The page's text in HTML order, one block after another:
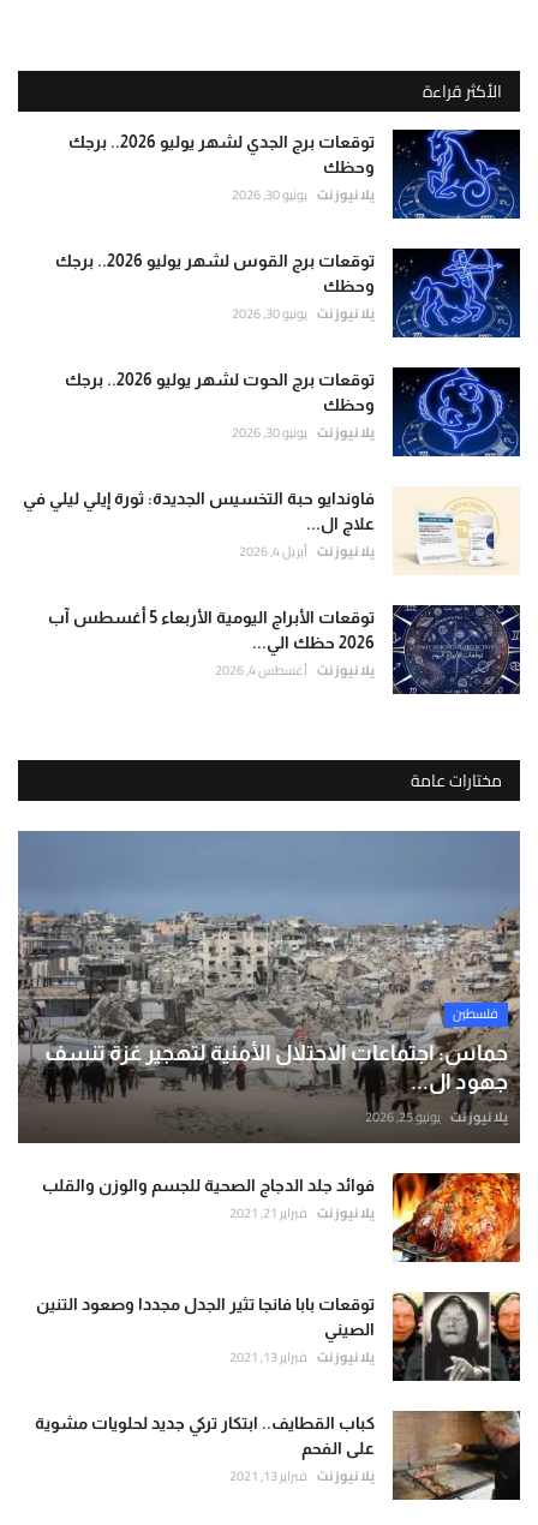
الأكثر قراءة
توقعات برج الجدي لشهر يوليو 2026.. برجك
وحظك
يلا نيوز نت يونيو 30, 2026
توقعات برج القوس لشهر يوليو 2026.. برجك
وحظك
يلا نيوز نت يونيو 30, 2026
توقعات برج الحوت لشهر يوليو 2026.. برجك
وحظك
يلا نيوز نت يونيو 30, 2026
فاوندايو حبة التخسيس الجديدة: ثورة إيلي ليلي في
علاج ال...
يلا نيوز نت أبريل 4, 2026
توقعات الأبراج اليومية الأربعاء 5 أغسطس آب
2026 حظك الي...
يلا نيوز نت أغسطس 4, 2026
مختارات عامة
فلسطين
حماس: اجتماعات الاحتلال الأمنية لتهجير غزة تنسف
جهود ال...
يلا نيوز نت يونيو 25, 2026
فوائد جلد الدجاج الصحية للجسم والوزن والقلب
يلا نيوز نت فبراير 21, 2021
توقعات بابا فانجا تثير الجدل مجددا وصعود التنين
الصيني
يلا نيوز نت فبراير 13, 2021
كباب القطايف.. ابتكار تركي جديد لحلويات مشوية
على الفحم
يلا نيوز نت فبراير 13, 2021